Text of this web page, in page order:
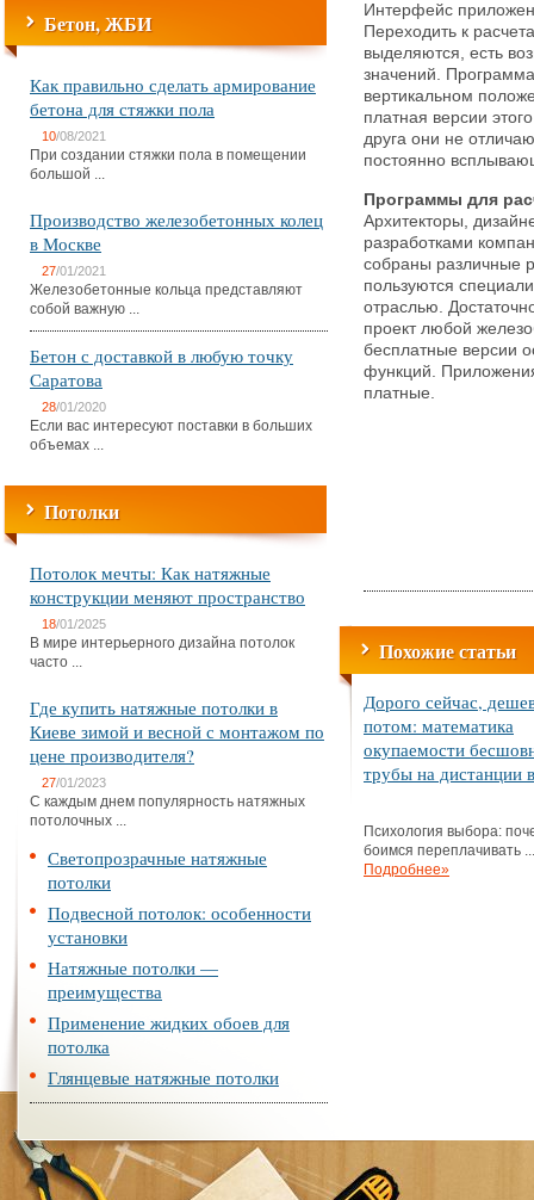
Бетон, ЖБИ
Как правильно сделать армирование
бетона для стяжки пола
10/08/2021
При создании стяжки пола в помещении
большой ...
Производство железобетонных колец
в Москве
27/01/2021
Железобетонные кольца представляют
собой важную ...
Бетон с доставкой в любую точку
Саратова
28/01/2020
Если вас интересуют поставки в больших
объемах ...
Потолки
Потолок мечты: Как натяжные
конструкции меняют пространство
18/01/2025
В мире интерьерного дизайна потолок
часто ...
Где купить натяжные потолки в
Киеве зимой и весной с монтажом по
цене производителя?
27/01/2023
С каждым днем популярность натяжных
потолочных ...
Светопрозрачные натяжные
потолки
Подвесной потолок: особенности
установки
Натяжные потолки —
преимущества
Применение жидких обоев для
потолка
Глянцевые натяжные потолки
Интерфейс
Переходить к
выделяются, есть
значений.
вертикальном
платная версии
друга они не
постоянно
Программы для
Архитекторы,
разработками
собраны различные
пользуются
отраслью.
проект любой
бесплатные версии
функций.
платные.
Похожие статьи
Дорого сейчас,
потом: математика
окупаемости
трубы на дистанции
Психология выбора:
боимся переплачивать ...
Подробнее»